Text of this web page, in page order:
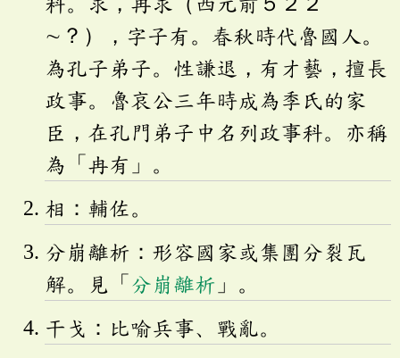
∼？），字子有。春秋時代魯國人。
為孔子弟子。性謙退，有才藝，擅長
政事。魯哀公三年時成為季氏的家
臣，在孔門弟子中名列政事科。亦稱
為「冉有」。
相：輔佐。
分崩離析：形容國家或集團分裂瓦
解。見「 分崩離析 」。
干戈：比喻兵事、戰亂。